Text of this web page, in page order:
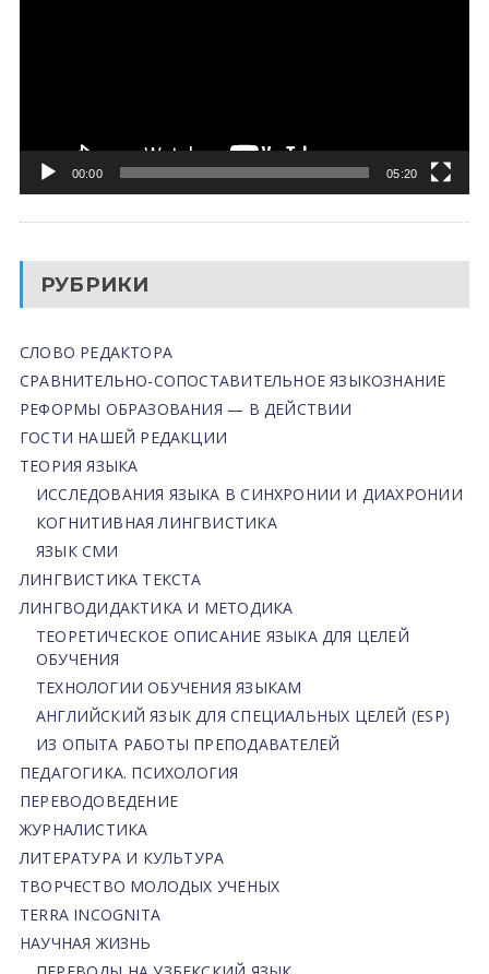
00:00 05:20
РУБРИКИ
СЛОВО РЕДАКТОРА
СРАВНИТЕЛЬНО-СОПОСТАВИТЕЛЬНОЕ ЯЗЫКОЗНАНИЕ
РЕФОРМЫ ОБРАЗОВАНИЯ — В ДЕЙСТВИИ
ГОСТИ НАШЕЙ РЕДАКЦИИ
ТЕОРИЯ ЯЗЫКА
ИССЛЕДОВАНИЯ ЯЗЫКА В СИНХРОНИИ И ДИАХРОНИИ
КОГНИТИВНАЯ ЛИНГВИСТИКА
ЯЗЫК СМИ
ЛИНГВИСТИКА ТЕКСТА
ЛИНГВОДИДАКТИКА И МЕТОДИКА
ТЕОРЕТИЧЕСКОЕ ОПИСАНИЕ ЯЗЫКА ДЛЯ ЦЕЛЕЙ
ОБУЧЕНИЯ
ТЕХНОЛОГИИ ОБУЧЕНИЯ ЯЗЫКАМ
АНГЛИЙСКИЙ ЯЗЫК ДЛЯ СПЕЦИАЛЬНЫХ ЦЕЛЕЙ (ESP)
ИЗ ОПЫТА РАБОТЫ ПРЕПОДАВАТЕЛЕЙ
ПЕДАГОГИКА. ПСИХОЛОГИЯ
ПЕРЕВОДОВЕДЕНИЕ
ЖУРНАЛИСТИКА
ЛИТЕРАТУРА И КУЛЬТУРА
ТВОРЧЕСТВО МОЛОДЫХ УЧЕНЫХ
TERRA INCOGNITA
НАУЧНАЯ ЖИЗНЬ